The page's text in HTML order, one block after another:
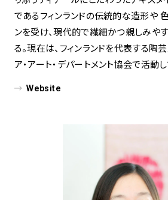
であるフィンランドの伝統的な造形や
ンを受け、現代的で繊細かつ親しみや
る。現在は、フィンランドを代表する陶
ア・アート・デパートメント協会で活動し
Website